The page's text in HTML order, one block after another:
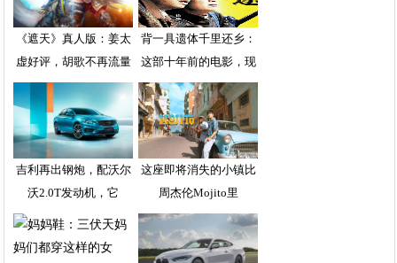
《遮天》真人版：姜太
虚好评，胡歌不再流量
背一具遗体千里还乡：
这部十年前的电影，现
吉利再出钢炮，配沃尔
沃2.0T发动机，它
这座即将消失的小镇比
周杰伦Mojito里